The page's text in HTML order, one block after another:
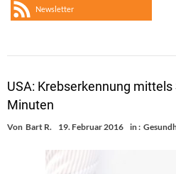
Newsletter
USA: Krebserkennung
Minuten
Von Bart R. 19. Februar 2016 in :